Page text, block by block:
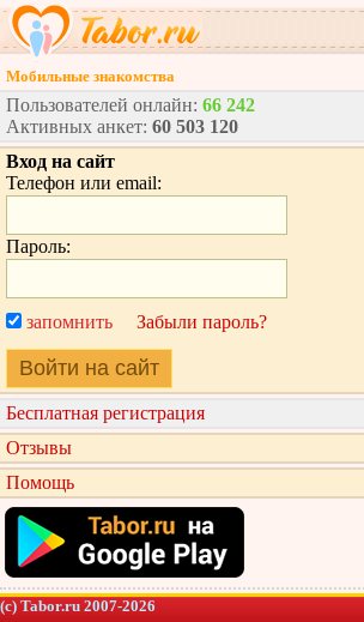
Мобильные знакомства
Пользователей онлайн: 66 242
Активных анкет: 60 503 120
Вход на сайт
Телефон или email:
Пароль:
запомнить Забыли пароль?
Войти на сайт
Бесплатная регистрация
Отзывы
Помощь
(c) Tabor.ru 2007-2026